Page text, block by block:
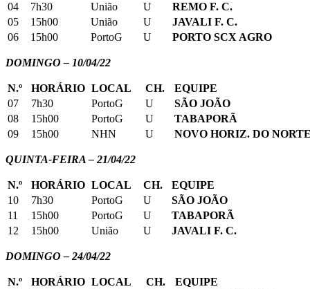
04
7h30 União U
REMO F. C.
05
15h00 União U
JAVALI F. C.
06
15h00 PortoG U PORTO SCX AGRO
DOMINGO – 10/04/22
N.º HORÁRIO LOCAL CH.
EQUIPE
07
7h30 PortoG U
SÃO JOÃO
08
15h00 PortoG U
TABAPORÃ
09
15h00 NHN U NOVO HORIZ. DO
QUINTA-FEIRA – 21/04/22
N.º HORÁRIO LOCAL CH.
EQUIPE
10
7h30 PortoG U
SÃO JOÃO
11
15h00 PortoG U
TABAPORÃ
12
15h00 União U JAVALI F. C.
DOMINGO – 24/04/22
N.º HORÁRIO LOCAL CH.
EQUIPE